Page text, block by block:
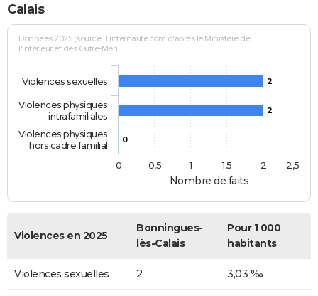
Calais
Nombre de faits
Données 2025 (source : Linternaute.com d'après le Ministère de
l'Intérieur et des Outre-Mer)
2
2
0
Violences sexuelles
Violences physiques
intrafamiliales
Violences physiques
hors cadre familial
0
0,5 1 1,5 2 2,5
Violences en 2025
Bonningues-
lès-Calais
Pour 1 000
habitants
Violences sexuelles 2 3,03 ‰